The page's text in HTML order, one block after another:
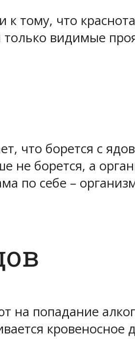
тому, что
видимые
что борется с
борется, а
по себе –
на попадание